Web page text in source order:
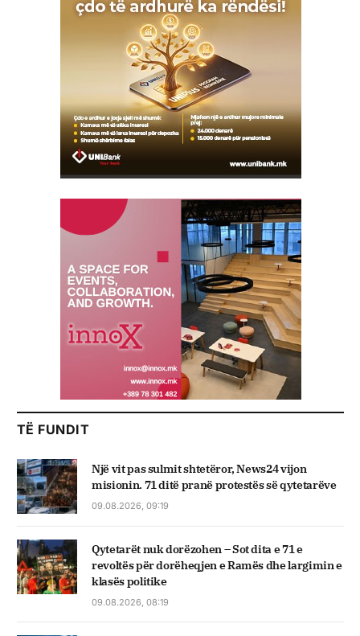
TË FUNDIT
Një vit pas sulmit shtetëror, News24 vijon
misionin. 71 ditë pranë protestës së qytetarëve
09.08.2026, 09:19
Qytetarët nuk dorëzohen – Sot dita e 71 e
revoltës për dorëheqjen e Ramës dhe largimin e
klasës politike
09.08.2026, 08:19